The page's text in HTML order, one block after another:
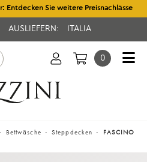
Entdecken Sie weitere Preisnachlässe
AUSLIEFERN: ITALIA
0
Bettwäsche Steppdecken
FASCINO